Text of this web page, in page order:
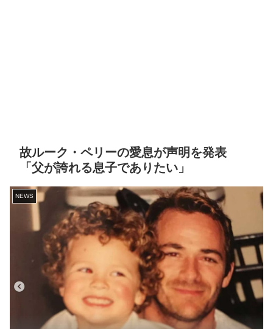
故ルーク・ペリーの愛息が声明を発表
「父が誇れる息子でありたい」
NEWS